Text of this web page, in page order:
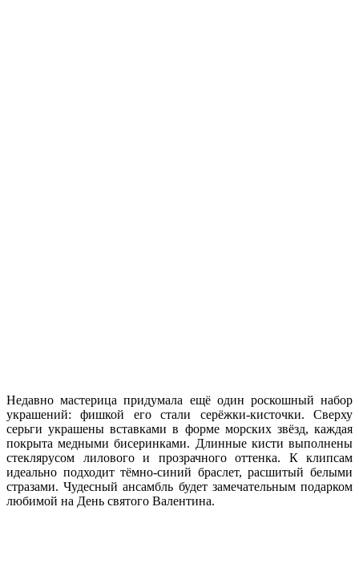
Недавно мастерица придумала ещё один роскошный набор
украшений: фишкой его стали серёжки-кисточки. Сверху
серьги украшены вставками в форме морских звёзд, каждая
покрыта медными бисеринками. Длинные кисти выполнены
стеклярусом лилового и прозрачного оттенка. К клипсам
идеально подходит тёмно-синий браслет, расшитый белыми
стразами. Чудесный ансамбль будет замечательным подарком
любимой на День святого Валентина.